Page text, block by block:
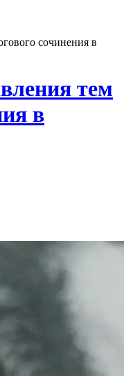
сочинения в
тем
в